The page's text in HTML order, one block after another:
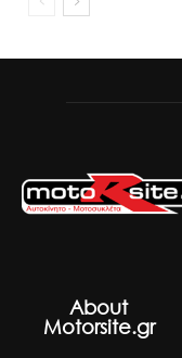
About
Motorsite.gr